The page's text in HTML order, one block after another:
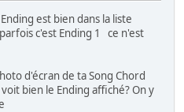
est bien dans la liste
c'est Ending 1 ce n'est
d'écran de ta Song Chord
bien le Ending affiché? On y